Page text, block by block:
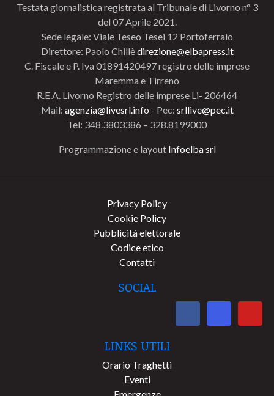
Testata giornalistica registrata al Tribunale di Livorno n° 3
del 07 Aprile 2021.
Sede legale: Viale Teseo Tesei 12 Portoferraio
Direttore: Paolo Chillèdirezione@elbapress.it
C. Fiscale e P. Iva 01891420497 registro delle imprese
Maremma e Tirreno
R.E.A. Livorno Registro delle imprese Li- 206464
Mail: agenzia@livesrl.info - Pec: srllive@pec.it
Tel: 348.3803386 – 328.8199000
Programmazione e layout Infoelba srl
Privacy Policy
Cookie Policy
Pubblicità elettorale
Codice etico
Contatti
SOCIAL
LINKS UTILI
Orario Traghetti
Eventi
Emergenze